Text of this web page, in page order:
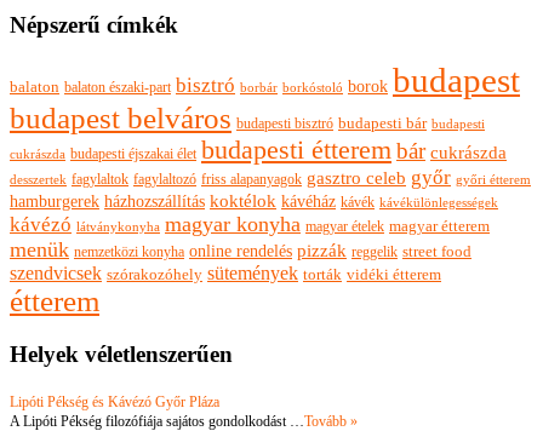
Népszerű címkék
balaton balaton északi-part bisztró borbár borkóstoló borok budapest
budapest belváros budapesti bisztró budapesti bár budapesti
cukrászda budapesti éjszakai élet budapesti étterembár cukrászda
desszertek fagylaltok fagylaltozó friss alapanyagok gasztro celeb győr győri étterem
hamburgerek házhozszállítás koktélok kávéház kávék kávékülönlegességek
kávézó látványkonyha magyar konyha magyar ételek magyar étterem
menük nemzetközi konyha online rendelés pizzák reggelik street food
szendvicsek szórakozóhely sütemények torták vidéki étterem
étterem
Helyek véletlenszerűen
Lipóti Pékség és Kávézó Győr Pláza
A Lipóti Pékség filozófiája sajátos gondolkodást …Tovább »